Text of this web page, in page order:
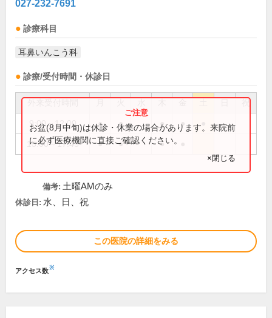
027-232-7691
診療科目
耳鼻いんこう科
診療/受付時間・休診日
祝
9:00～12:00 ● ● ● ●
15:00～17:45 ● ● ●
お盆(8月中旬)は休診・休業の場合があります。来院前
に必ず医療機関に直接ご確認ください。
×閉じる
備考: 土曜AMのみ
休診日: 水、日、祝
この医院の詳細をみる
アクセス数※